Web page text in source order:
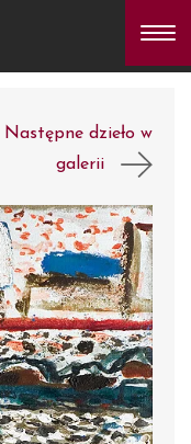
Następne dzieło w
galerii